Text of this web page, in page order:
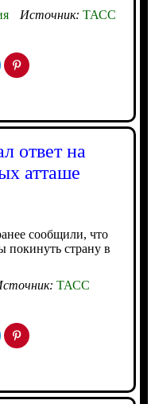
Источник: ТАСС
ответ на
атташе
сообщили, что
покинуть страну в
ТАСС